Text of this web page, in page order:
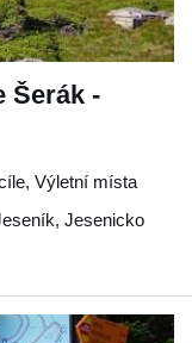
Šerák -
Výletní místa
, Jesenicko